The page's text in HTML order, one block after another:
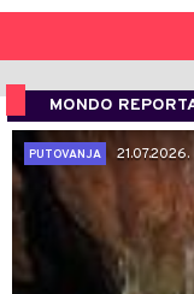
MONDO
PUTOVANJA
21.07.2026.